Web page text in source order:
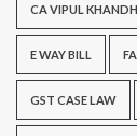
CA VIPUL
E WAY BILL
GST CASE LAW